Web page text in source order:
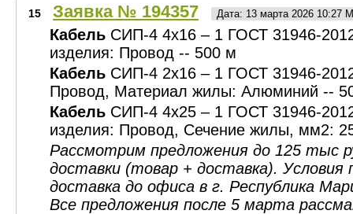
15 Заявка № 194357 Дата: 13 марта 2026 10:27
Кабель СИП-4 4x16 – 1 ГОСТ 31946-
изделия: Провод -- 500 м
Кабель СИП-4 2x16 – 1 ГОСТ 31946-
Провод, Материал жилы: Алюминий --
Кабель СИП-4 4x25 – 1 ГОСТ 31946-
изделия: Провод, Сечение жилы, мм2:
Рассмотрим предложения до 125 тыс
доставки (товар + доставка). Условия
доставка до офиса в г. Республика
Все предложения после 5 марта